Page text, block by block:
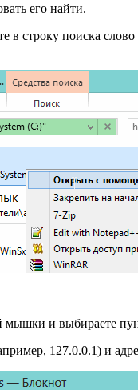
его найти.
в строку поиска
мышки и выбираете
127.0.0.1) и